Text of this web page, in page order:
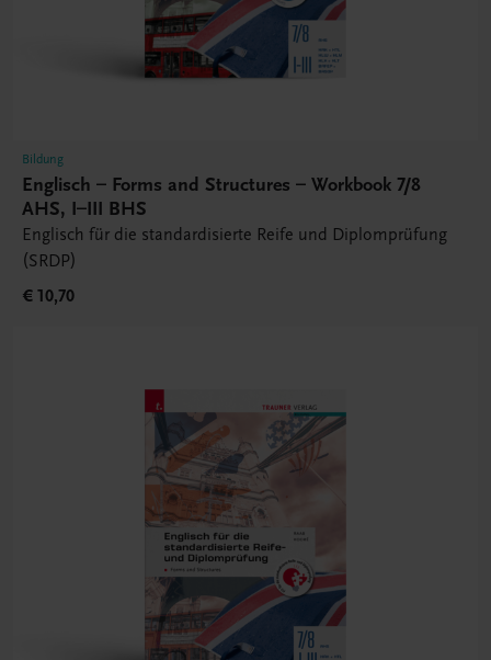
Bildung
Englisch – Forms and Structures – Workbook 7/8
AHS, I–III BHS
Englisch für die standardisierte Reife und Diplomprüfung
(SRDP)
€ 10,70